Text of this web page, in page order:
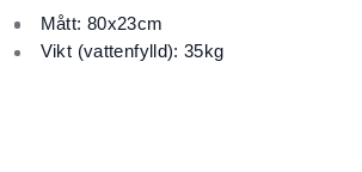
Mått: 80x23cm
Vikt (vattenfylld): 35kg